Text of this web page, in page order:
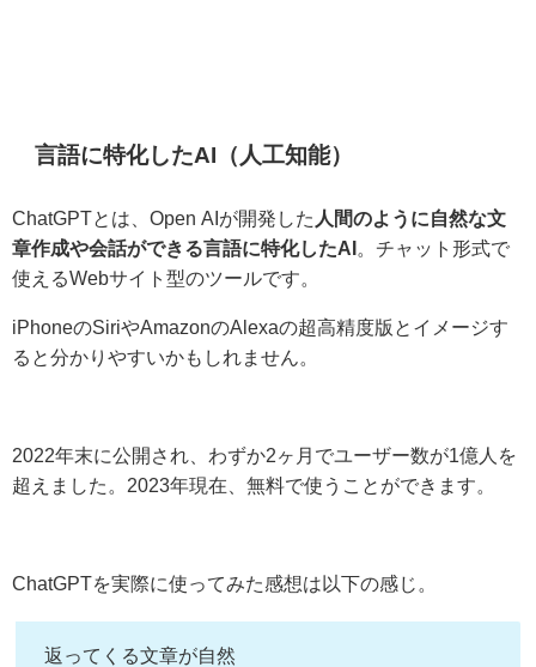
言語に特化したAI（人工知能）
ChatGPTとは、Open AIが開発した 人間のように自然な文
章作成や会話ができる言語に特化したAI
。チャット形式で
使えるWebサイト型のツールです。
iPhoneのSiriやAmazonのAlexaの超高精度版とイメージす
ると分かりやすいかもしれません。
2022年末に公開され、わずか2ヶ月でユーザー数が1億人を
超えました。2023年現在、無料で使うことができます。
ChatGPTを実際に使ってみた感想は以下の感じ。
返ってくる文章が自然